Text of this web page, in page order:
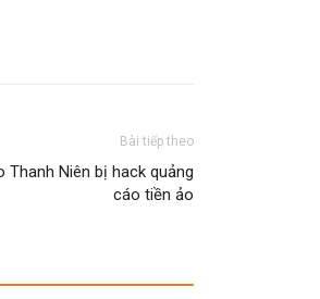
Bài tiếp theo
Thanh Niên bị hack quảng
cáo tiền ảo